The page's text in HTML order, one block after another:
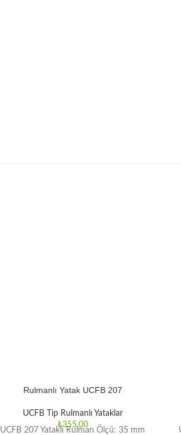
Rulmanlı Yatak UCFB 207
UCFB Tip Rulmanlı Yataklar
₺355,00
UCFB 207 Yataklı Rulman Ölçü: 35 mm